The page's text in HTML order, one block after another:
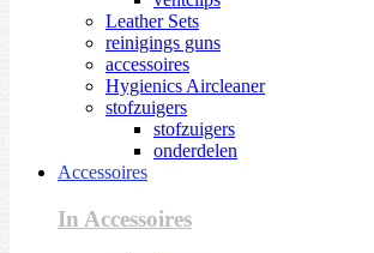
Leather Sets
reinigings guns
accessoires
Hygienics Aircleaner
stofzuigers
stofzuigers
onderdelen
Accessoires
In Accessoires